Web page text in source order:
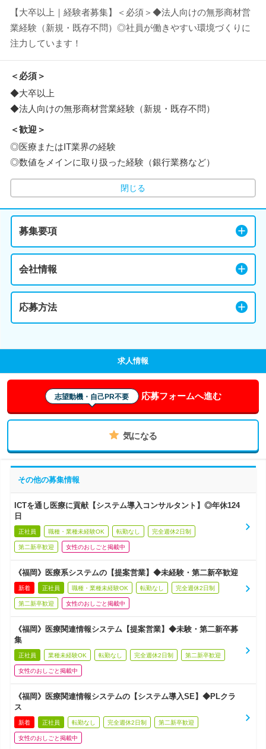
【大卒以上｜経験者募集】＜必須＞◆法人向けの無形商材営
業経験（新規・既存不問）◎社員が働きやすい環境づくりに
注力しています！
＜必須＞
◆大卒以上
◆法人向けの無形商材営業経験（新規・既存不問）
＜歓迎＞
◎医療またはIT業界の経験
◎数値をメインに取り扱った経験（銀行業務など）
閉じる
募集要項
会社情報
応募方法
求人情報
志望動機・自己PR不要 応募フォームへ進む
気になる
その他の募集情報
ICTを通し医療に貢献【システム導入コンサルタント】◎年休124
日
正社員 職種・業種未経験OK 転勤なし 完全週休2日制
第二新卒歓迎 女性のおしごと掲載中
《福岡》医療系システムの【提案営業】◆未経験・第二新卒歓迎
新着 正社員 職種・業種未経験OK 転勤なし 完全週休2日制
第二新卒歓迎 女性のおしごと掲載中
《福岡》医療関連情報システム【提案営業】◆未験・第二新卒募
集
正社員 業種未経験OK 転勤なし 完全週休2日制 第二新卒歓迎
女性のおしごと掲載中
《福岡》医療関連情報システムの【システム導入SE】◆PLクラ
ス
新着 正社員 転勤なし 完全週休2日制 第二新卒歓迎
女性のおしごと掲載中